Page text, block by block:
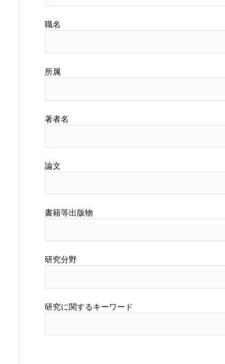
職名
所属
著者名
論文
書籍等出版物
研究分野
研究に関するキーワード